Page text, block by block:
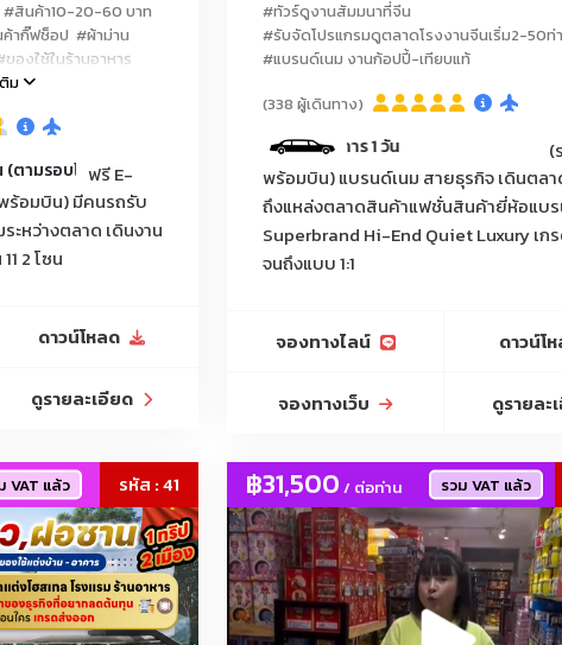
ตว์/ขวดน้ำสัตว์เลี้ยง/กรงสัตว์เล็ก/สายจูงสุนัข/ปลอกคอสัตว์เลี้ยง/ที่นอนสั
เก็บมูลสัตว์เลี้ยง/กระเป๋าใส่สัตว์เลี้ยง/เสื้อผ้าสัตว์เลี้ยง
นซี/สมุดโน้ตแฟนซี/สติ๊กเกอร์/เทปกาวลายการ์ตูน/แฟ้ม/คลิปหนีบกระดาษ/
เครื่องเขียน/สมุดวาดภาพ/สเก็ตช์บุ๊ก/ชุดเครื่อ
บัวรดน้ำ/สายยาง/ข้อต่อสายยาง/บัวสเปรย์/ถังพ่นยา/กรรไกรตัดกิ่ง/เลื่อ
พลาสติก/กระถางดินเผา/เครื่องพรวนดินมือ/เสียม/จอบ/บัวรดน้ำต้นไม้แ
รู, เฟอร์นิเจอร์โครงการ, เฟอร์นิเจอร์ตกแต่งบ้าน, เฟอร์นิเจอร์โรงแรม, เฟอ
แชนเดอเรีย, โคมไฟตกแต่งบ้าน, โคมไฟโรงแรม, โคมไฟรีสอร์ท, โคมไฟเพด
#สินค้า10-20-60 บาท
ากิ๊ฟช็อป #ผ้าม่าน
ของใช้ในร้านอาหาร
#เสื้อผ้าเด็ก
มความงาม
นอน #แพคเกจจิ้ง
อมพิวเตอร์
--ป้ายtagแบรนด์
ม
ปรแกรมที่กำหนด)
ฟรี E-
ร้อมบิน) มีคนรถรับ
ะหว่างตลาด เดินงาน
2 โซน
ดาวน์โหลด
ดูรายละเอียด
#ทัวร์ดูงานสัมมนาที่จีน
#รับจัดโปรแกรมดูตลาดโรงงานจีนเริ่ม2-50ท่
#แบรนด์เนม งานก้อปปี้-เทียบแท้
(338 ผู้เดินทาง)
วัน(
พร้อมบิน) แบรนด์เนม สายธุรกิจ เดินตลา
ถึงแหล่งตลาดสินค้าแฟชั่นสินค้ายี่ห้อแบร
Superbrand Hi-End Quiet Luxury เก
จนถึงแบบ 1:1
จองทางไลน์ ดาวน์โ
จองทางเว็บ ดูรายละ
VAT แล้ว รหัส : 41 ฿31,500 / ต่อท่าน รวม VAT แล้ว